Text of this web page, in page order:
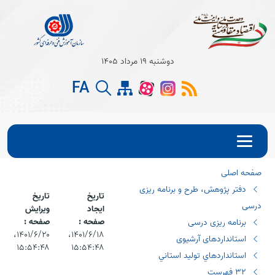
Open
دوشنبه 19 مرداد 1405
FA
صفحه اصلی
دفتر پژوهش، طرح و برنامه ریزی
درسی
برنامه ریزی درسی
استانداردهای آرشیوی
استانداردهاي توليد استاني
تاریخ
ایجاد
صفحه :
۱۴۰۱/۶/۱۸،‏
۱۵:۵۴:۴۸
تاریخ
ویرایش
صفحه :
۱۴۰۱/۶/۲۰،‏
۱۵:۵۴:۴۸